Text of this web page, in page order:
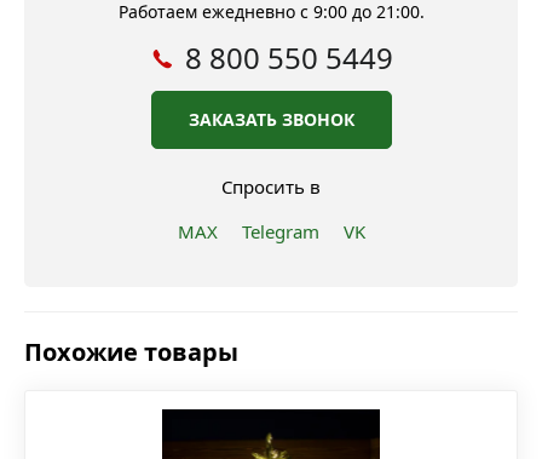
Работаем ежедневно с 9:00 до 21:00.
8 800 550 5449
ЗАКАЗАТЬ ЗВОНОК
Спросить в
MAX
Telegram VK
Похожие товары